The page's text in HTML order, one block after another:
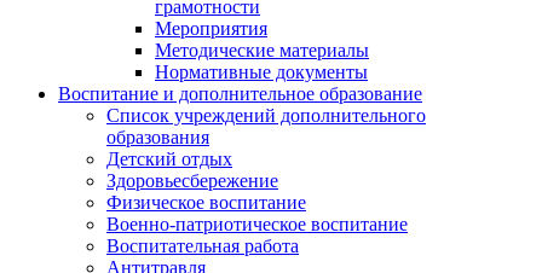
грамотности
Мероприятия
Методические материалы
Нормативные документы
Воспитание и дополнительное образование
Список учреждений дополнительного
образования
Детский отдых
Здоровьесбережение
Физическое воспитание
Военно-патриотическое воспитание
Воспитательная работа
Антитравля